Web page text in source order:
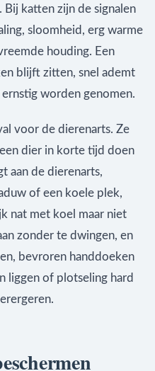
katten zijn de signalen
sloomheid, erg warme
houding. Een
blijft zitten, snel ademt
worden genomen.
voor de dierenarts. Ze
dier in korte tijd doen
aan de dierenarts,
of een koele plek,
nat met koel maar niet
zonder te dwingen, en
bevroren handdoeken
liggen of plotseling hard